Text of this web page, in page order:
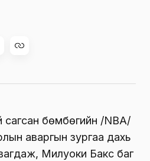
сагсан бөмбөгийн /NBA/
аваргын зургаа дахь
Милуоки Бакс баг